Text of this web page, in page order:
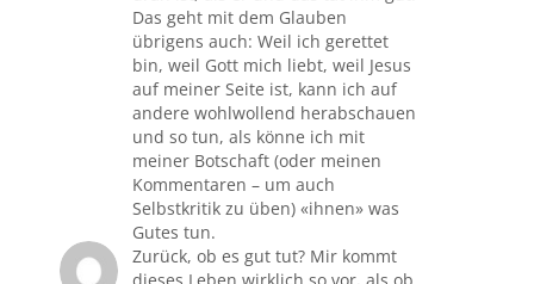
Das geht mit dem Glauben
übrigens auch: Weil ich gerettet
bin, weil Gott mich liebt, weil Jesus
auf meiner Seite ist, kann ich auf
andere wohlwollend herabschauen
und so tun, als könne ich mit
meiner Botschaft (oder meinen
Kommentaren – um auch
Selbstkritik zu üben) «ihnen» was
Gutes tun.
Zurück, ob es gut tut? Mir kommt